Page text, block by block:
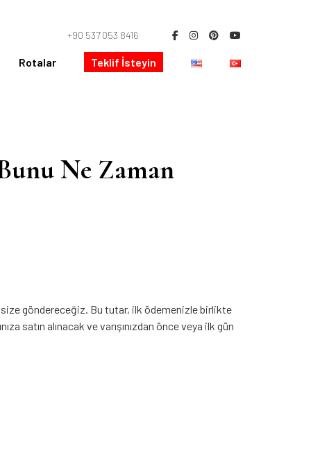
+90 537 053 8416
Rotalar Teklif İsteyin
Ne Zaman
size göndereceğiz. Bu tutar, ilk ödemenizle birlikte
satın alınacak ve varışınızdan önce veya ilk gün